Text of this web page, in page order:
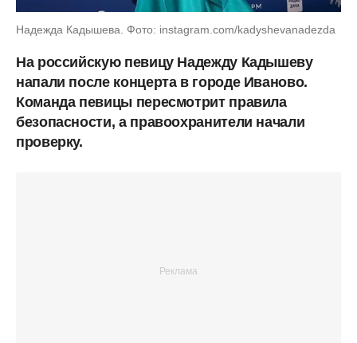
Надежда Кадышева. Фото: instagram.com/kadyshevanadezda
На российскую певицу Надежду Кадышеву
напали после концерта в городе Иваново.
Команда певицы пересмотрит правила
безопасности, а правоохранители начали
проверку.